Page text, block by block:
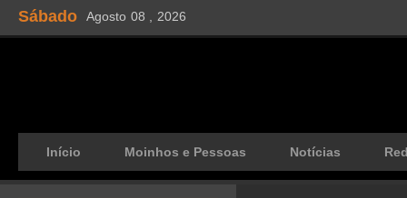
Sábado Agosto 08 , 2026
Início Moinhos e Pessoas Notícias